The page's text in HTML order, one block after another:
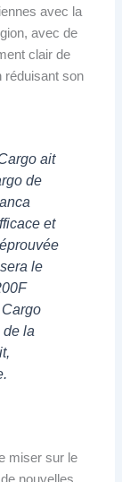
avec la
avec de
clair de
réduisant son
ait
de
et
le
de la
miser sur le